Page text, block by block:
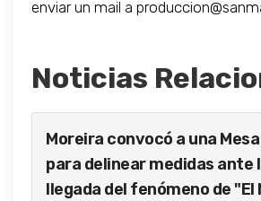
enviar un mail a
Noticias
Moreira convocó a una
para delinear medidas ante
llegada del fenómeno de "El